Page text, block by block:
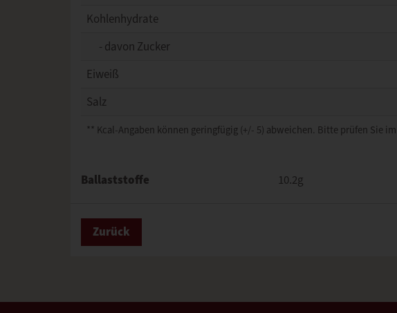
Kohlenhydrate
- davon Zucker
Eiweiß
Salz
** Kcal-Angaben können geringfügig (+/- 5) abweichen. Bitte prüfen Sie
Ballaststoffe 10.2g
Zurück